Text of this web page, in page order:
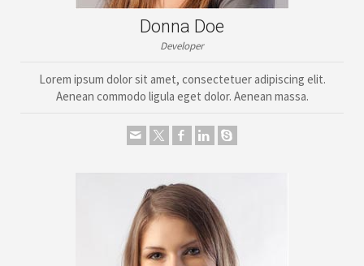
Donna Doe
Developer
Lorem ipsum dolor sit amet, consectetuer adipiscing elit.
Aenean commodo ligula eget dolor. Aenean massa.